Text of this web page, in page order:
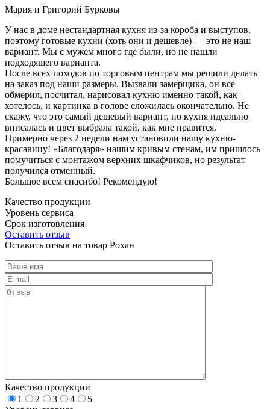
Мария и Григорий Бурковы
У нас в доме нестандартная кухня из-за короба и выступов,
поэтому готовые кухни (хоть они и дешевле) — это не наш
вариант. Мы с мужем много где были, но не нашли
подходящего варианта.
После всех походов по торговым центрам мы решили делать
на заказ под наши размеры. Вызвали замерщика, он все
обмерил, посчитал, нарисовал кухню именно такой, как
хотелось, и картинка в голове сложилась окончательно. Не
скажу, что это самый дешевый вариант, но кухня идеально
вписалась и цвет выбрала такой, как мне нравится.
Примерно через 2 недели нам установили нашу кухню-
красавицу! «Благодаря» нашим кривым стенам, им пришлось
помучиться с монтажом верхних шкафчиков, но результат
получился отменный.
Большое всем спасибо! Рекомендую!
Качество продукции
Уровень сервиса
Срок изготовления
Оставить отзыв
Оставить отзыв на товар Рохан
Качество продукции
1
2 3 4
5